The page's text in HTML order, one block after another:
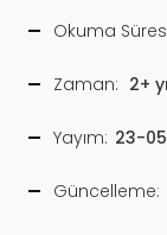
Okuma
Zaman: 2+
Yayım: 23-
Güncelleme: